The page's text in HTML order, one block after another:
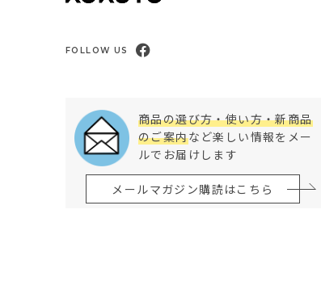
FOLLOW US
商品の選び方・使い方・新商品
のご案内など楽しい情報をメー
ルでお届けします
メールマガジン購読はこちら